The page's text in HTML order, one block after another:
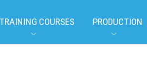
TRAINING COURSES PRODUCTION